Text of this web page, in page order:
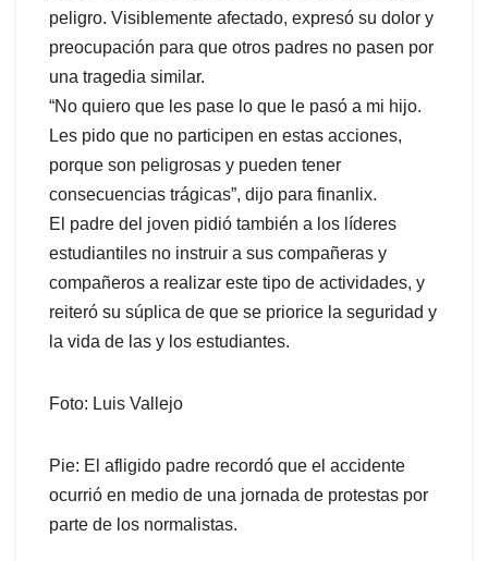
peligro. Visiblemente afectado, expresó su dolor y
preocupación para que otros padres no pasen por
una tragedia similar.
“No quiero que les pase lo que le pasó a mi hijo.
Les pido que no participen en estas acciones,
porque son peligrosas y pueden tener
consecuencias trágicas”, dijo para finanlix.
El padre del joven pidió también a los líderes
estudiantiles no instruir a sus compañeras y
compañeros a realizar este tipo de actividades, y
reiteró su súplica de que se priorice la seguridad y
la vida de las y los estudiantes.
Foto: Luis Vallejo
Pie: El afligido padre recordó que el accidente
ocurrió en medio de una jornada de protestas por
parte de los normalistas.